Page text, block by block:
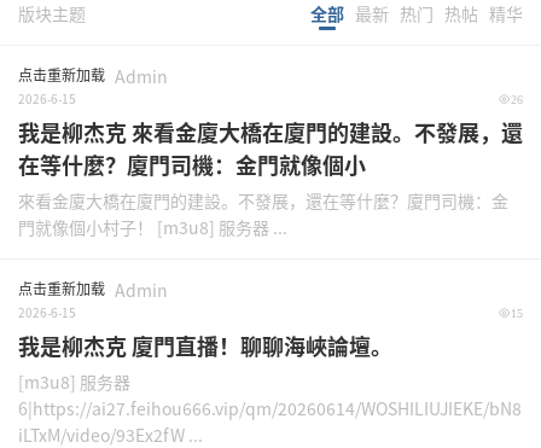
版块主题 全部 最新 热门 热帖 精华
点击重新加载 Admin
2026-6-15 26
我是柳杰克 來看金廈大橋在廈門的建設。不發展，還
在等什麼？廈門司機：金門就像個小
來看金廈大橋在廈門的建設。不發展，還在等什麼？廈門司機：金
門就像個小村子！ [m3u8] 服务器 ...
点击重新加载 Admin
2026-6-15 15
我是柳杰克 廈門直播！聊聊海峽論壇。
[m3u8] 服务器
6|https://ai27.feihou666.vip/qm/20260614/WOSHILIUJIEKE/bN8
iLTxM/video/93Ex2fW ...